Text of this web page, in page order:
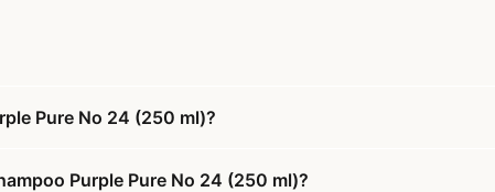
Pure No 24 (250 ml)?
Purple Pure No 24 (250 ml)?